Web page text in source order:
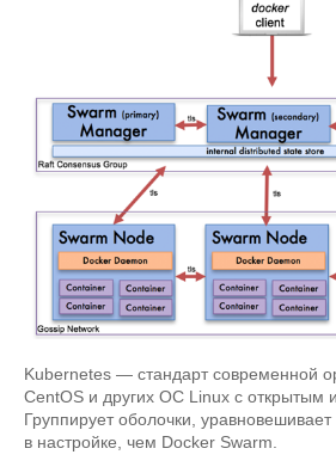
Kubernetes — стандарт современной
CentOS и других ОС Linux с открытым
Группирует оболочки, уравновешивает
в настройке, чем Docker Swarm.